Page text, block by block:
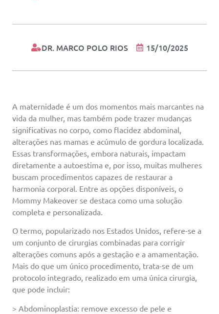
DR. MARCO POLO RIOS 15/10/2025
A maternidade é um dos momentos mais marcantes na
vida da mulher, mas também pode trazer mudanças
significativas no corpo, como flacidez abdominal,
alterações nas mamas e acúmulo de gordura localizada.
Essas transformações, embora naturais, impactam
diretamente a autoestima e, por isso, muitas mulheres
buscam procedimentos capazes de restaurar a
harmonia corporal. Entre as opções disponíveis, o
Mommy Makeover se destaca como uma solução
completa e personalizada.
O termo, popularizado nos Estados Unidos, refere-se a
um conjunto de cirurgias combinadas para corrigir
alterações comuns após a gestação e a amamentação.
Mais do que um único procedimento, trata-se de um
protocolo integrado, realizado em uma única cirurgia,
que pode incluir:
> Abdominoplastia: remove excesso de pele e